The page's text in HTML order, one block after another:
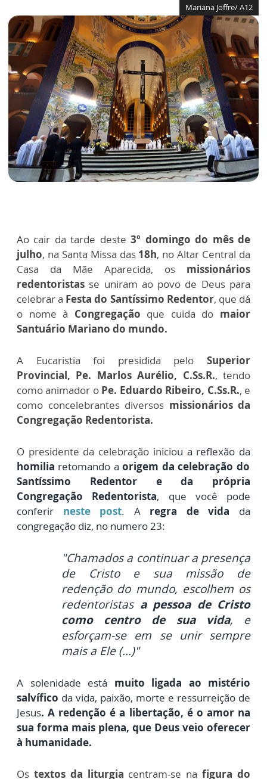
Mariana Joffre/ A12
Ao cair da tarde deste3º domingo do mês de
julho, na Santa Missa das 18h, no Altar Central da
Casa da Mãe Aparecida, os missionários
redentoristas se uniram ao povo de Deus para
celebrar a Festa do Santíssimo Redentor, que dá
o nome à Congregação que cuida do maior
Santuário Mariano do mundo.
A Eucaristia foi presidida pelo Superior
Provincial, Pe. Marlos Aurélio, C.Ss.R., tendo
como animador o Pe. Eduardo Ribeiro, C.Ss.R., e
como concelebrantes diversos missionários da
Congregação Redentorista.
O presidente da celebração iniciou a reflexão da
homilia retomando aorigem da celebração do
Santíssimo Redentor e da própria
Congregação Redentorista, que você pode
conferir neste post. Aregra de vida da
congregação diz, no numero 23:
"Chamados a continuar a presença
de Cristo e sua missão de
redenção do mundo, escolhem os
redentoristas a pessoa de Cristo
como centro de sua vida, e
esforçam-se em se unir sempre
mais a Ele (...)"
A solenidade está muito ligada ao mistério
salvífico da vida, paixão, morte e ressurreição de
Jesus. A redenção é a libertação, é o amor na
sua forma mais plena, que Deus veio oferecer
à humanidade.
Os textos da liturgia centram-se nafigura do